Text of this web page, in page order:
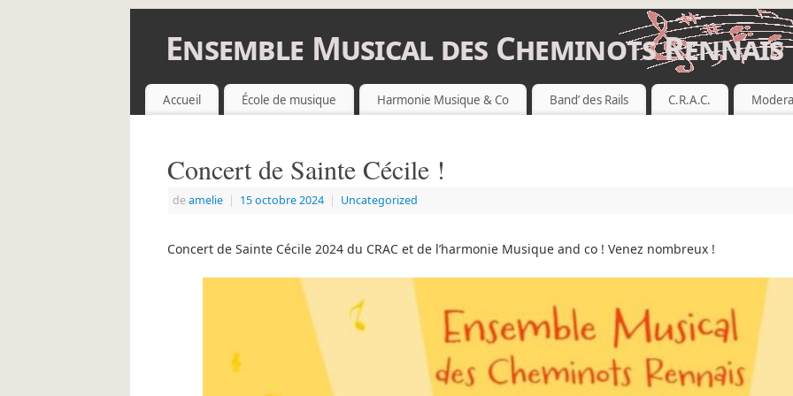
Ensemble Musical des Cheminots Rennais
Accueil École de musique Harmonie Musique & Co Band’ des Rails C.R.A.C.
Concert de Sainte Cécile !
deamelie | 15 octobre 2024 | Uncategorized
Concert de Sainte Cécile 2024 du CRAC et de l’harmonie Musique and co ! Venez nombreux !